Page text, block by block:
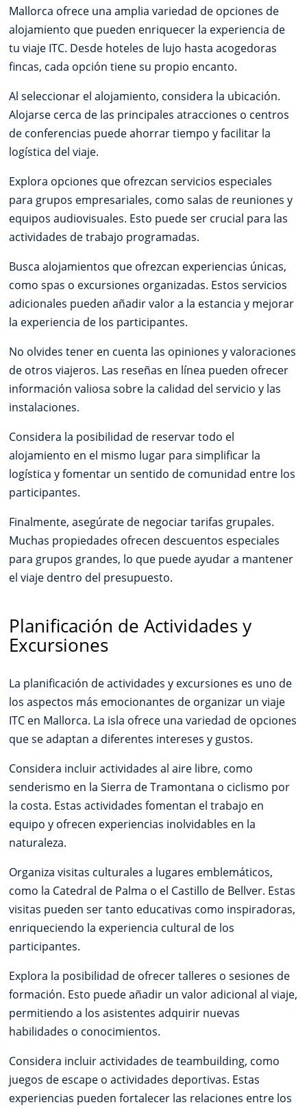
Mallorca ofrece una amplia variedad de opciones de
alojamiento que pueden enriquecer la experiencia de
tu viaje ITC. Desde hoteles de lujo hasta acogedoras
fincas, cada opción tiene su propio encanto.
Al seleccionar el alojamiento, considera la ubicación.
Alojarse cerca de las principales atracciones o centros
de conferencias puede ahorrar tiempo y facilitar la
logística del viaje.
Explora opciones que ofrezcan servicios especiales
para grupos empresariales, como salas de reuniones y
equipos audiovisuales. Esto puede ser crucial para las
actividades de trabajo programadas.
Busca alojamientos que ofrezcan experiencias únicas,
como spas o excursiones organizadas. Estos servicios
adicionales pueden añadir valor a la estancia y mejorar
la experiencia de los participantes.
No olvides tener en cuenta las opiniones y valoraciones
de otros viajeros. Las reseñas en línea pueden ofrecer
información valiosa sobre la calidad del servicio y las
instalaciones.
Considera la posibilidad de reservar todo el
alojamiento en el mismo lugar para simplificar la
logística y fomentar un sentido de comunidad entre los
participantes.
Finalmente, asegúrate de negociar tarifas grupales.
Muchas propiedades ofrecen descuentos especiales
para grupos grandes, lo que puede ayudar a mantener
el viaje dentro del presupuesto.
Planificación de Actividades y
Excursiones
La planificación de actividades y excursiones es uno de
los aspectos más emocionantes de organizar un viaje
ITC en Mallorca. La isla ofrece una variedad de opciones
que se adaptan a diferentes intereses y gustos.
Considera incluir actividades al aire libre, como
senderismo en la Sierra de Tramontana o ciclismo por
la costa. Estas actividades fomentan el trabajo en
equipo y ofrecen experiencias inolvidables en la
naturaleza.
Organiza visitas culturales a lugares emblemáticos,
como la Catedral de Palma o el Castillo de Bellver. Estas
visitas pueden ser tanto educativas como inspiradoras,
enriqueciendo la experiencia cultural de los
participantes.
Explora la posibilidad de ofrecer talleres o sesiones de
formación. Esto puede añadir un valor adicional al viaje,
permitiendo a los asistentes adquirir nuevas
habilidades o conocimientos.
Considera incluir actividades de teambuilding, como
juegos de escape o actividades deportivas. Estas
experiencias pueden fortalecer las relaciones entre los